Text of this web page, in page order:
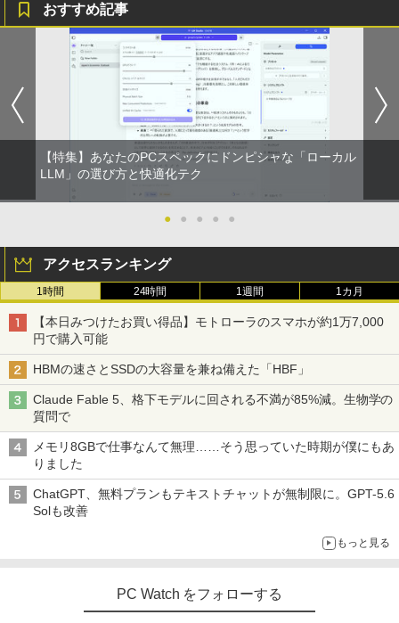
HUNTER×HUNTER モノクロ版 39 (ジャンプ
コミックスDIGITAL)
￥572
スーパーの裏でヤニ吸うふたり 9巻 (デジタル
版ビッグガンガンコミックス)
￥810
おすすめ記事
【特集】あなたのPCスペックにドンピシャな「ローカル
LLM」の選び方と快適化テク
● ● ● ● ●
アクセスランキング
1時間 24時間 1週間 1カ月
【本日みつけたお買い得品】モトローラのスマホが約1万7,000
円で購入可能
HBMの速さとSSDの大容量を兼ね備えた「HBF」
Claude Fable 5、格下モデルに回される不満が85%減。生物学の
質問で
メモリ8GBで仕事なんて無理……そう思っていた時期が僕にもあ
りました
ChatGPT、無料プランもテキストチャットが無制限に。GPT-5.6
Solも改善
もっと見る
PC Watch をフォローする